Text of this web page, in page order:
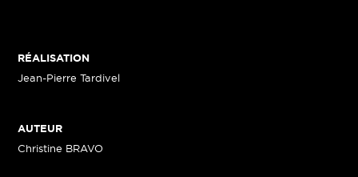
RÉALISATION
Jean-Pierre Tardivel
AUTEUR
Christine BRAVO